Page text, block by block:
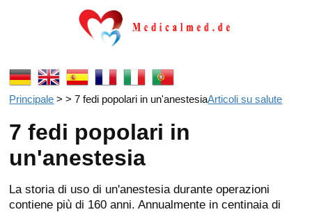
Principale > > 7 fedi popolari in un'anestesiaArticoli su salute
7 fedi popolari in
un'anestesia
La storia di uso di un'anestesia durante operazioni
contiene più di 160 anni. Annualmente in centinaia di